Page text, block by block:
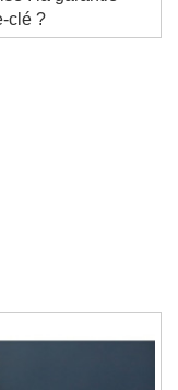
: la garantie
clé ?